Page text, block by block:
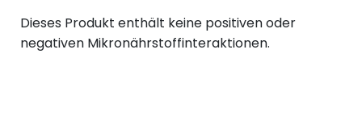
Dieses Produkt enthält keine positiven oder
negativen Mikronährstoffinteraktionen.